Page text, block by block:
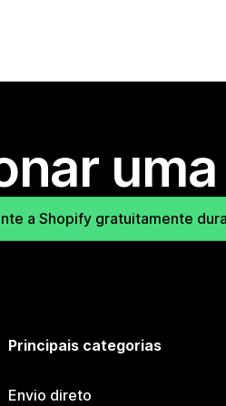
a Shopify gratuitamente
Principais categorias
Envio direto